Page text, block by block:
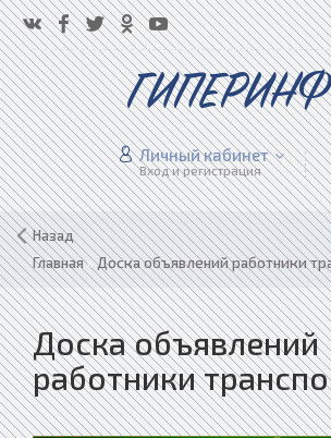
Личный кабинет
Вход и регистрация
Назад
Главная»Доска объявлений работники
Доска объявлений
работники